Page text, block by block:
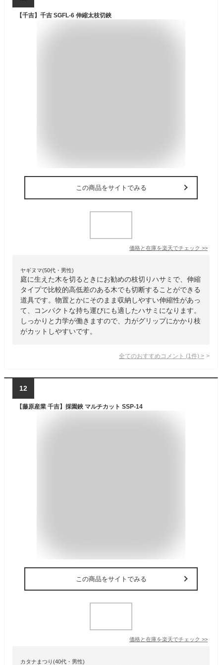
【千吉】千吉 SGFL-6 伸縮太枝切鋏
この商品をサイトでみる
価格と在庫を楽天でチェック >>
ヤギヌマ(50代・男性)
庭に生えた木を切るときにお勧めの枝切りハサミで、伸縮
タイプで比較的高低差のある木でも切断することができる
道具です。物置とかにそのまま収納しやすい伸縮性があっ
て、コンパクトな持ち運びにも適したハサミになります。
しっかりと力学が働きますので、力がグリップにかかり枝
がカットしやすいです。
全てのおすすめコメント (1 件) >
12
【藤原産業 千吉】採園鋏 マルチカット SSP-14
この商品をサイトでみる
価格と在庫を楽天でチェック >>
カタナまつり(40代・男性)